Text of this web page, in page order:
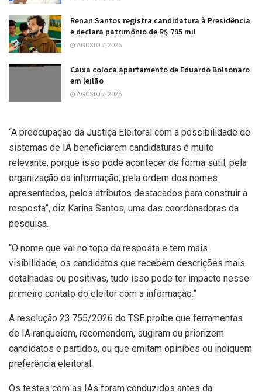
Renan Santos registra candidatura à Presidência
e declara patrimônio de R$ 795 mil
AGOSTO 7, 2026
Caixa coloca apartamento de Eduardo Bolsonaro
em leilão
AGOSTO 7, 2026
“A preocupação da Justiça Eleitoral com a possibilidade de
sistemas de IA beneficiarem candidaturas é muito
relevante, porque isso pode acontecer de forma sutil, pela
organização da informação, pela ordem dos nomes
apresentados, pelos atributos destacados para construir a
resposta”, diz Karina Santos, uma das coordenadoras da
pesquisa.
“O nome que vai no topo da resposta e tem mais
visibilidade, os candidatos que recebem descrições mais
detalhadas ou positivas, tudo isso pode ter impacto nesse
primeiro contato do eleitor com a informação.”
A resolução 23.755/2026 do TSE proíbe que ferramentas
de IA ranqueiem, recomendem, sugiram ou priorizem
candidatos e partidos, ou que emitam opiniões ou indiquem
preferência eleitoral.
Os testes com as IAs foram conduzidos antes da